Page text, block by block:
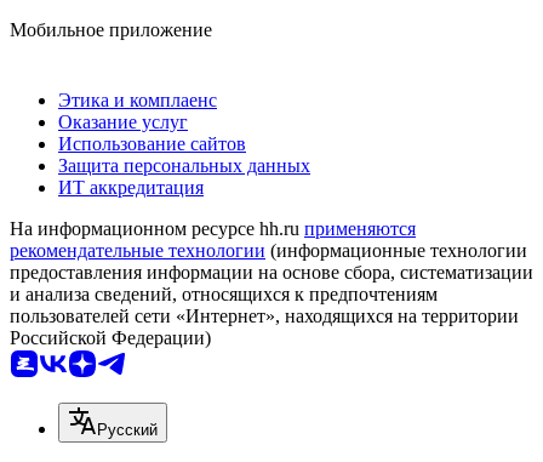
Мобильное приложение
Этика и комплаенс
Оказание услуг
Использование сайтов
Защита персональных данных
ИТ аккредитация
На информационном ресурсе hh.ru применяются
рекомендательные технологии (информационные технологии
предоставления информации на основе сбора, систематизации
и анализа сведений, относящихся к предпочтениям
пользователей сети «Интернет», находящихся на территории
Российской Федерации)
Русский